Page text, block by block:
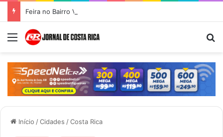
Menu
Início /Cidades /Costa Rica